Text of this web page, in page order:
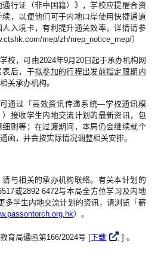
行证（非中国籍）》，学校应提醒合资
，以便他们可于内地口岸使用快捷通道
入境卡，有利提升通关效率，详情请参
mep/zh/nrep_notice_mep/）
校，可由2024年9月20日起于承办机构网
表后，于拟参加的行程出发前指定限期内
关承办机构。
通过「高效资讯传递系统—学校通讯模
接收学生内地交流计划的最新资讯，包
则等；在过渡期间，本局仍会继续就个
函，并会按实际情况调整相关安排。
与相关的承办机构联络。有关本计划的
或2892 6472与本局全方位学习及内地
多学生内地交流计划的资讯，请浏览「薪
）。
育局通函第166/2024号 [下载 ] 。